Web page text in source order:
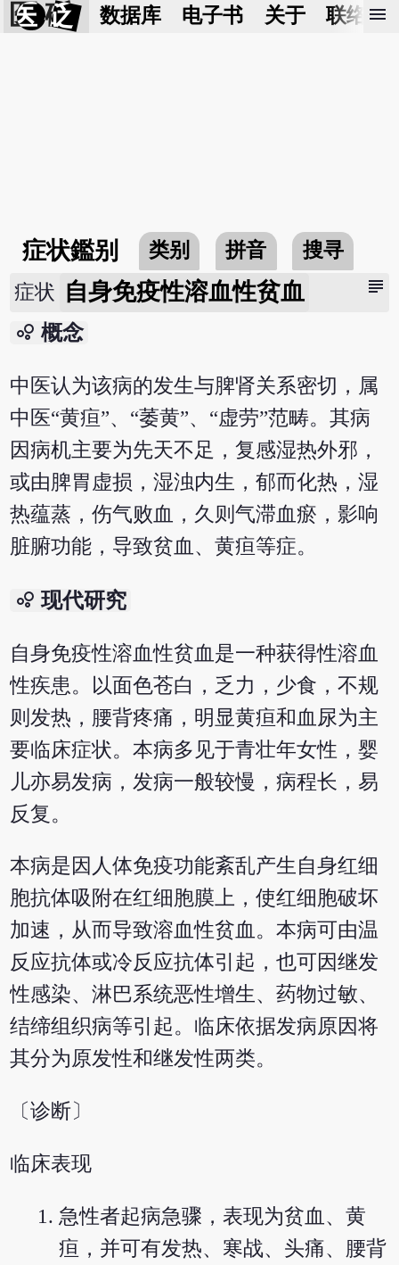
医 砭 数据库 电子书 关于 联络我
menu
症状鑑别 类别 拼音 搜寻
subject
症状 自身免疫性溶血性贫血
bubble_chart 概念
中医认为该病的发生与脾肾关系密切，属
中医“黄疸”、“萎黄”、“虚劳”范畴。其病
因病机主要为先天不足，复感湿热外邪，
或由脾胃虚损，湿浊内生，郁而化热，湿
热蕴蒸，伤气败血，久则气滞血瘀，影响
脏腑功能，导致贫血、黄疸等症。
bubble_chart 现代研究
自身免疫性溶血性贫血是一种获得性溶血
性疾患。以面色苍白，乏力，少食，不规
则发热，腰背疼痛，明显黄疸和血尿为主
要临床症状。本病多见于青壮年女性，婴
儿亦易发病，发病一般较慢，病程长，易
反复。
本病是因人体免疫功能紊乱产生自身红细
胞抗体吸附在红细胞膜上，使红细胞破坏
加速，从而导致溶血性贫血。本病可由温
反应抗体或冷反应抗体引起，也可因继发
性感染、淋巴系统恶性增生、药物过敏、
结缔组织病等引起。临床依据发病原因将
其分为原发性和继发性两类。
〔诊断〕
临床表现
急性者起病急骤，表现为贫血、黄
疸，并可有发热、寒战、头痛、腰背